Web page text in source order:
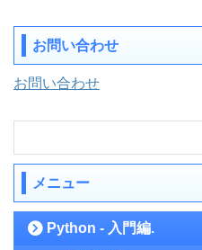
お問い合わせ
お問い合わせ
メニュー
Python - 入門編.